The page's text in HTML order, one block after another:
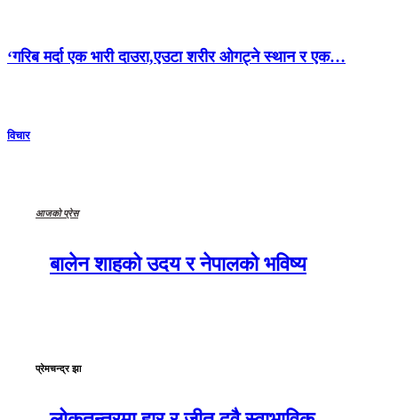
‘गरिब मर्दा एक भारी दाउरा,एउटा शरीर ओगट्ने स्थान र एक…
विचार
आजको प्रेस
बालेन शाहको उदय र नेपालको भविष्य
प्रेमचन्द्र झा